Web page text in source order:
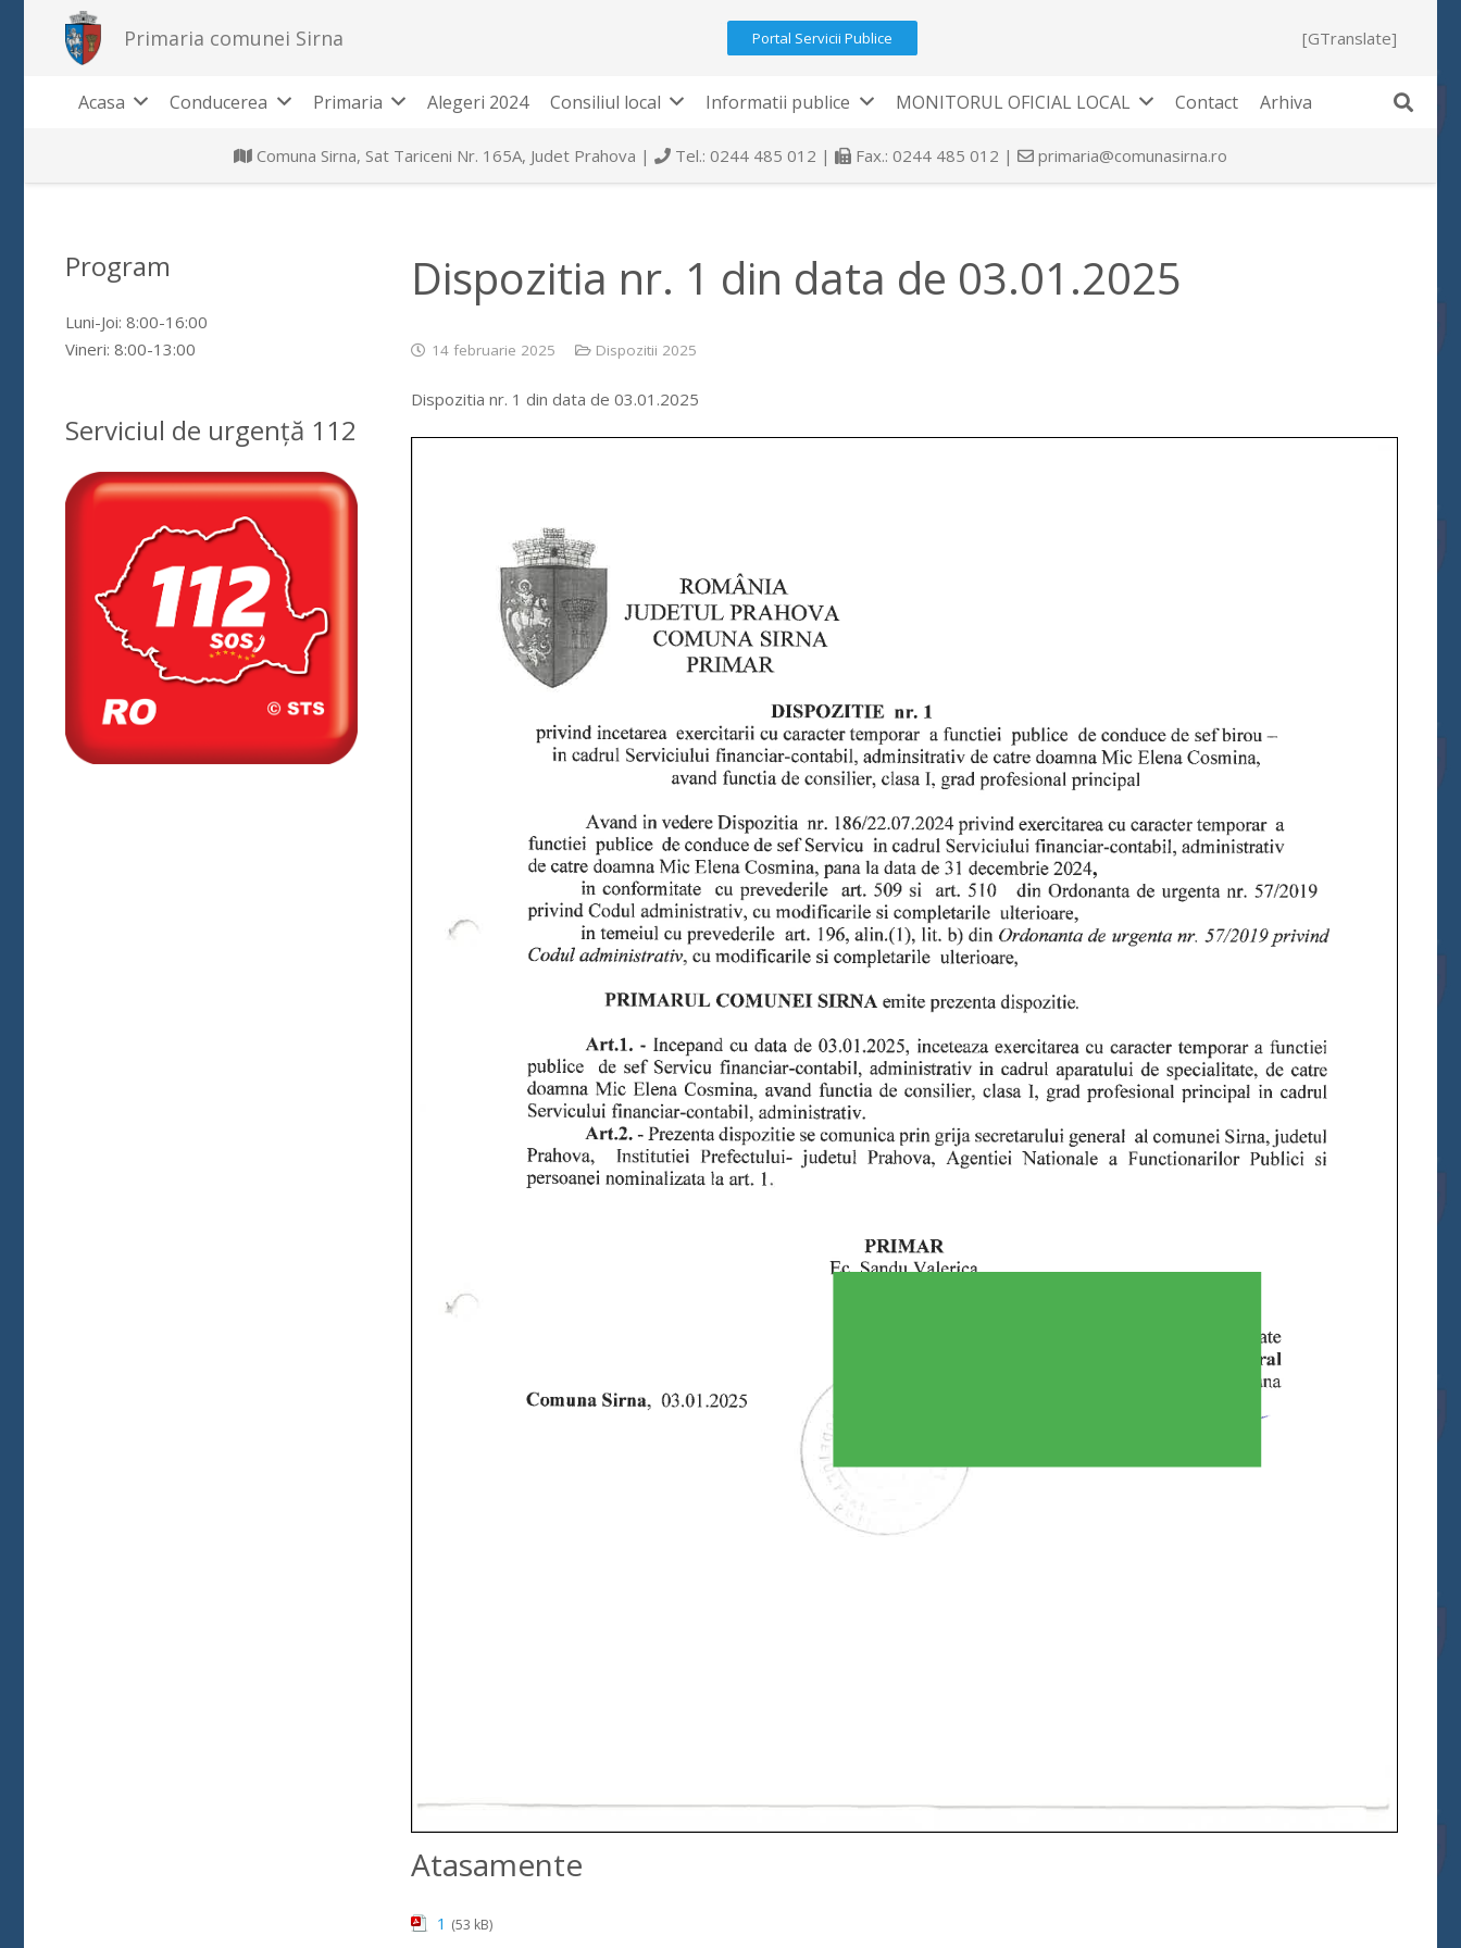
Primaria comunei Sirna Portal Servicii Publice [GTranslate]
Acasa Conducerea Primaria Alegeri 2024 Consiliul local Informatii publice MONITORUL OFICIAL LOCAL Contact Arhiva
Comuna Sirna, Sat Tariceni Nr. 165A, Judet Prahova | Tel.: 0244 485 012 | Fax.: 0244 485 012 | primaria@comunasirna.ro
Dispozitia nr. 1 din data de 03.01.2025
14 februarie 2025 Dispozitii 2025
Dispozitia nr. 1 din data de 03.01.2025
Atasamente
1 (53 kB)
Program
Luni-Joi: 8:00-16:00
Vineri: 8:00-13:00
Serviciul de urgență 112